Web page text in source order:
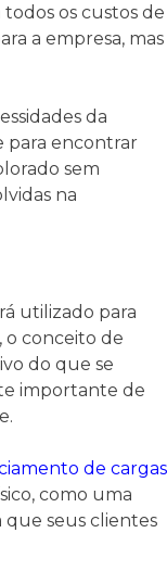
os custos de
a empresa, mas
da
para encontrar
sem
na
utilizado para
o conceito de
do que se
importante de
de cargas
como uma
que seus clientes